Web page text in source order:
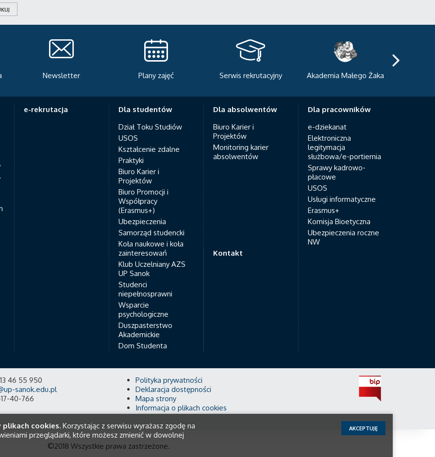
Plany zajęć Serwis rekrutacyjny Akademia Małego Żaka
Centrum Sportowo-
e-rekrutacja
Dla studentów
Dział Toku Studiów
USOS
Kształcenie zdalne
Praktyki
Biuro Karier i
Projektów
Biuro Promocji i
Współpracy
(Erasmus+)
Ubezpieczenia
Samorząd studencki
Koła naukowe i koła
zainteresowań
Klub Uczelniany AZS
UP Sanok
Studenci
niepełnosprawni
Wsparcie
psychologiczne
Duszpasterstwo
Akademickie
Dom Studenta
Dla absolwentów
Biuro Karier i
Projektów
Monitoring karier
absolwentów
Dla pracowników
e-dziekanat
Elektroniczna
legitymacja
służbowa/e-portiernia
Sprawy kadrowo-
płacowe
USOS
Usługi informatyczne
Erasmus+
Komisja Bioetyczna
Ubezpieczenia roczne
NW
Kontakt
46 55 950
sanok.edu.pl
40-766
Polityka prywatności
Deklaracja dostępności
Mapa strony
Informacja o plikach cookies
©2018 Wszystkie prawa zastrzeżone.
plikach cookies. Korzystając z serwisu wyrażasz zgodę na
przeglądarki, które możesz zmienić w dowolnej
AKCEPTUJĘ